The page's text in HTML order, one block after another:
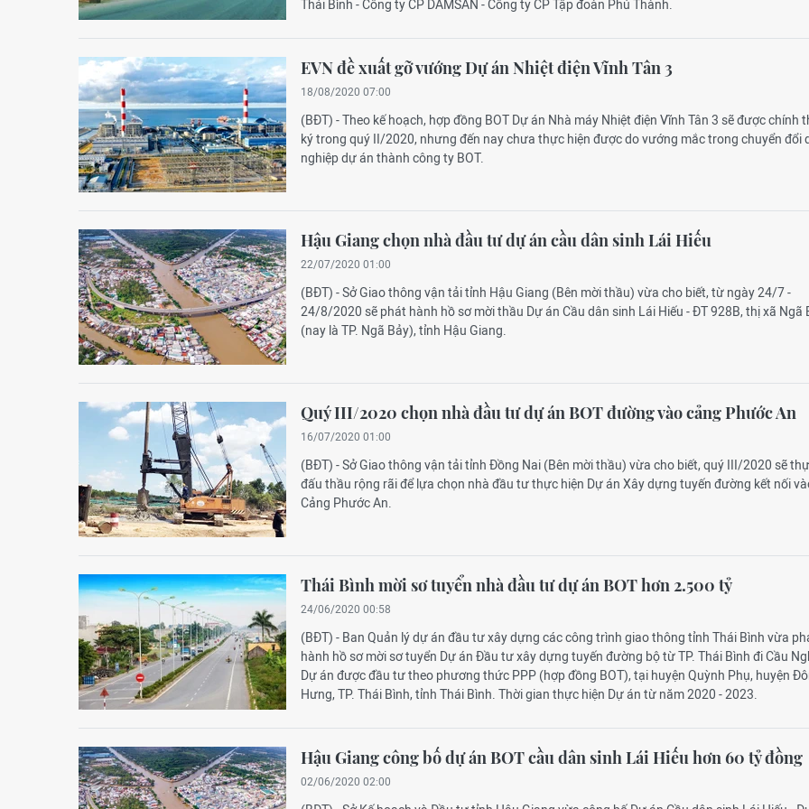
Thái Bình - Công ty CP DAMSAN - Công ty CP Tập đoàn Phú Thành.
EVN đề xuất gỡ vướng Dự án Nhiệt điện Vĩnh Tân 3
18/08/2020 07:00
(BĐT) - Theo kế hoạch, hợp đồng BOT Dự án Nhà máy Nhiệt điện Vĩnh Tân 3 sẽ được chính
ký trong quý II/2020, nhưng đến nay chưa thực hiện được do vướng mắc trong chuyển đổi
nghiệp dự án thành công ty BOT.
Hậu Giang chọn nhà đầu tư dự án cầu dân sinh Lái Hiếu
22/07/2020 01:00
(BĐT) - Sở Giao thông vận tải tỉnh Hậu Giang (Bên mời thầu) vừa cho biết, từ ngày 24/7 -
24/8/2020 sẽ phát hành hồ sơ mời thầu Dự án Cầu dân sinh Lái Hiếu - ĐT 928B, thị xã Ngã
(nay là TP. Ngã Bảy), tỉnh Hậu Giang.
Quý III/2020 chọn nhà đầu tư dự án BOT đường vào cảng Phước An
16/07/2020 01:00
(BĐT) - Sở Giao thông vận tải tỉnh Đồng Nai (Bên mời thầu) vừa cho biết, quý III/2020 sẽ
đấu thầu rộng rãi để lựa chọn nhà đầu tư thực hiện Dự án Xây dựng tuyến đường kết nối
Cảng Phước An.
Thái Bình mời sơ tuyển nhà đầu tư dự án BOT hơn 2.500 tỷ
24/06/2020 00:58
(BĐT) - Ban Quản lý dự án đầu tư xây dựng các công trình giao thông tỉnh Thái Bình vừa
hành hồ sơ mời sơ tuyển Dự án Đầu tư xây dựng tuyến đường bộ từ TP. Thái Bình đi Cầu
Dự án được đầu tư theo phương thức PPP (hợp đồng BOT), tại huyện Quỳnh Phụ, huyện
Hưng, TP. Thái Bình, tỉnh Thái Bình. Thời gian thực hiện Dự án từ năm 2020 - 2023.
Hậu Giang công bố dự án BOT cầu dân sinh Lái Hiếu hơn 60 tỷ đồng
02/06/2020 02:00